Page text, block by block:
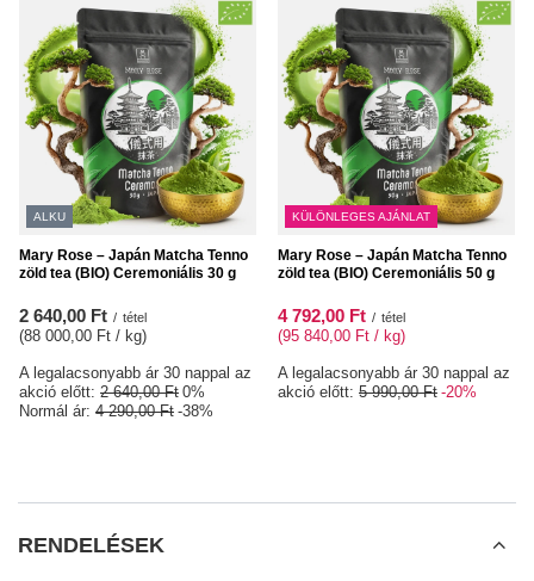
ALKU
Mary Rose – Japán Matcha Tenno
zöld tea (BIO) Ceremoniális 30 g
2 640,00 Ft / tétel
(88 000,00 Ft / kg)
A legalacsonyabb ár 30 nappal az
akció előtt: 2 640,00 Ft 0%
Normál ár: 4 290,00 Ft -38%
KÜLÖNLEGES AJÁNLAT
Mary Rose – Japán Matcha Tenno
zöld tea (BIO) Ceremoniális 50 g
4 792,00 Ft / tétel
(95 840,00 Ft / kg)
A legalacsonyabb ár 30 nappal az
akció előtt: 5 990,00 Ft -20%
RENDELÉSEK